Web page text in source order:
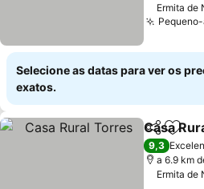
Ermita de
Selecione as datas para ver os
exatos.
Partilhar
Casa
9,3
a 6.9 km
Ermita de